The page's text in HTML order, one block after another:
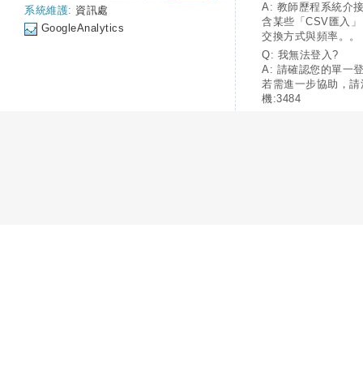
系統維護: 資訊處
GoogleAnalytics
A: 教師歷程系統介
含某些「CSV匯入
交換方式與頻率。。
Q: 我無法登入?
A: 請確認您的單一
若需進一步協助，
機:3484